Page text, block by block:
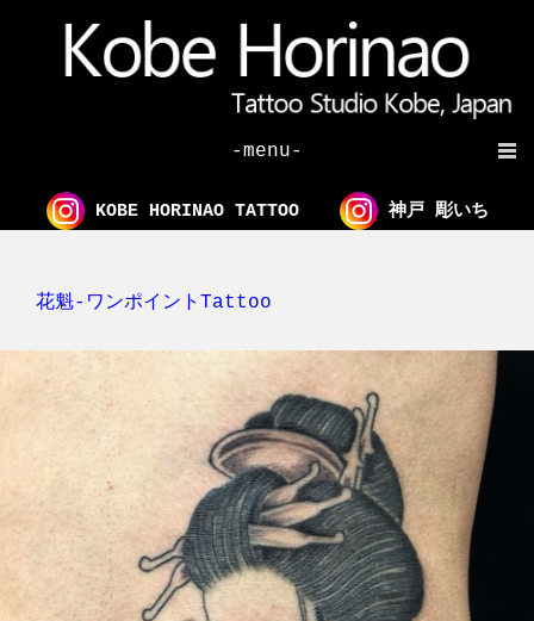
-menu-
KOBE HORINAO TATTOO 神戸 彫いち
花魁-ワンポイントTattoo